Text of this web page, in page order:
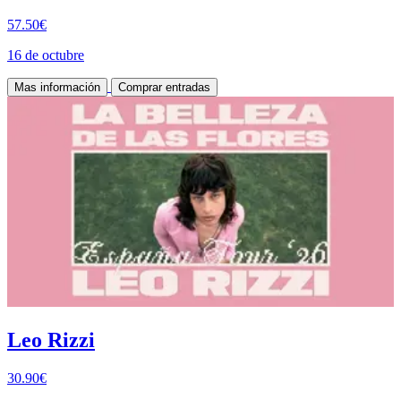
57.50€
16 de octubre
Mas información Comprar entradas
Leo Rizzi
30.90€